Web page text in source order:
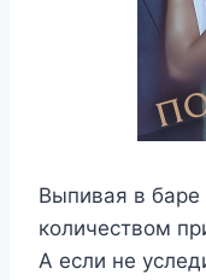
Выпивая в баре
количеством
А если не